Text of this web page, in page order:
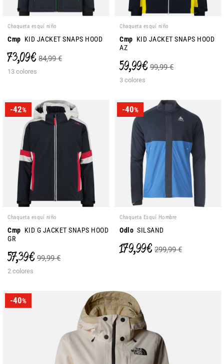
Chaqueta esquí niño
Cmp KID JACKET SNAPS HOOD
73,09 € 84,99 €
13 colores
Chaqueta esquí niño
Cmp KID JACKET SNAPS HOOD
AZ
59,99 € 99,99 €
3 colores
-42%
Chaqueta esquí niño
Cmp KID G JACKET SNAPS HOOD
GR
57,39 € 99,99 €
2 colores
-40%
Chaqueta Esquí Hombre
Odlo SILSAND
179,99 € 299,99 €
-40%